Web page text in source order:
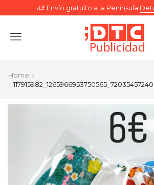
Envío gratuito a la Península
Menu
Home